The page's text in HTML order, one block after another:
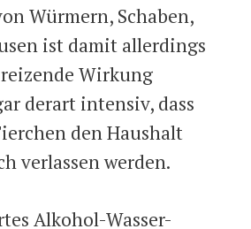
Würmern, Schaben,
ist damit allerdings
Wirkung
derart intensiv, dass
den Haushalt
verlassen werden.
Alkohol-Wasser-